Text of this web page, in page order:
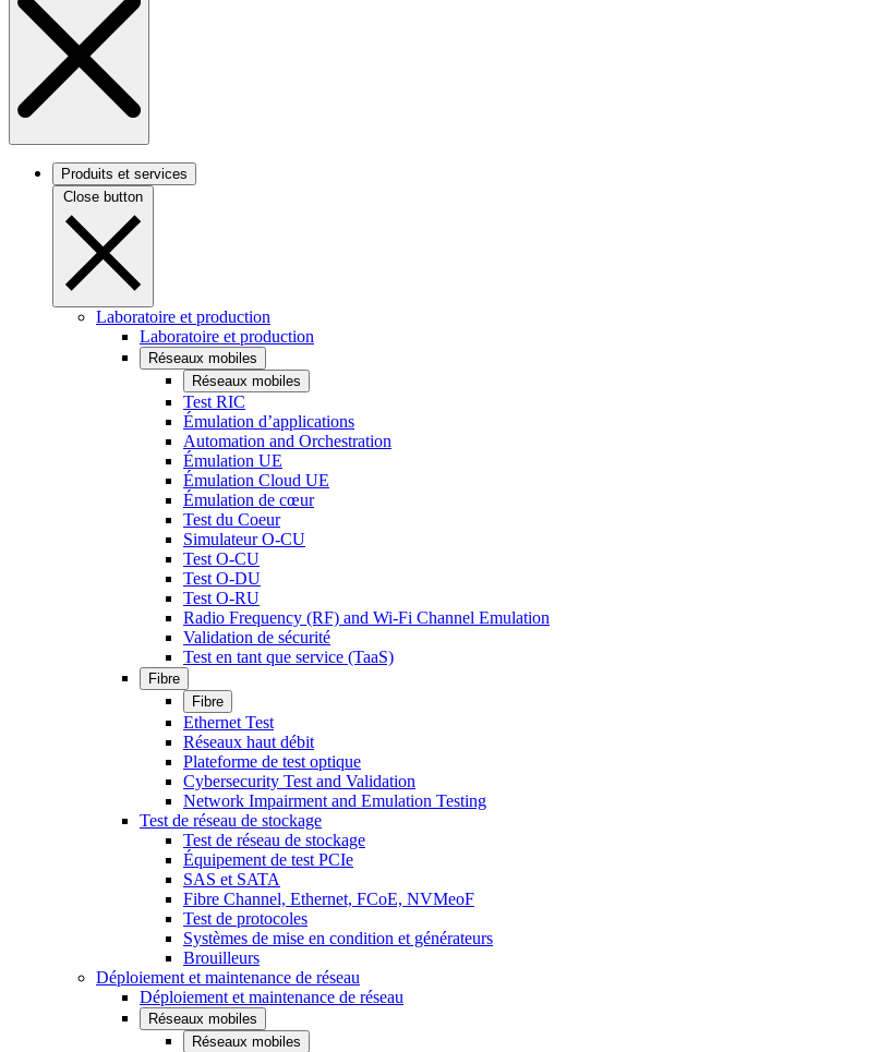
Produits et services
Close button
Laboratoire et production
Laboratoire et production
Réseaux mobiles
Réseaux mobiles
Test RIC
Émulation d’applications
Automation and Orchestration
Émulation UE
Émulation Cloud UE
Émulation de cœur
Test du Coeur
Simulateur O-CU
Test O-CU
Test O-DU
Test O-RU
Radio Frequency (RF) and Wi-Fi Channel Emulation
Validation de sécurité
Test en tant que service (TaaS)
Fibre
Fibre
Ethernet Test
Réseaux haut débit
Plateforme de test optique
Cybersecurity Test and Validation
Network Impairment and Emulation Testing
Test de réseau de stockage
Test de réseau de stockage
Équipement de test PCIe
SAS et SATA
Fibre Channel, Ethernet, FCoE, NVMeoF
Test de protocoles
Systèmes de mise en condition et générateurs
Brouilleurs
Déploiement et maintenance de réseau
Déploiement et maintenance de réseau
Réseaux mobiles
Réseaux mobiles